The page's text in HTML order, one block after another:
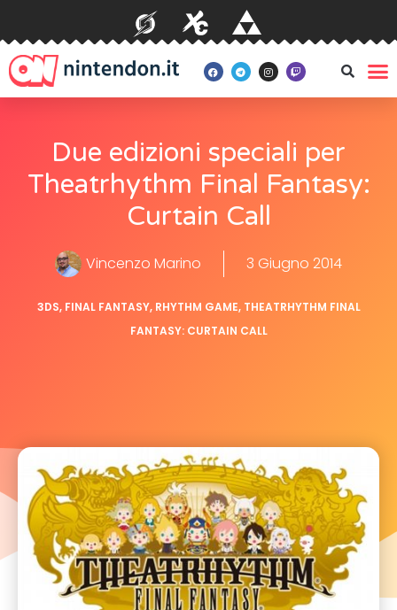
Due edizioni speciali per
Theatrhythm Final Fantasy:
Curtain Call
Vincenzo Marino 3 Giugno 2014
3DS, FINAL FANTASY, RHYTHM GAME, THEATRHYTHM FINAL
FANTASY: CURTAIN CALL